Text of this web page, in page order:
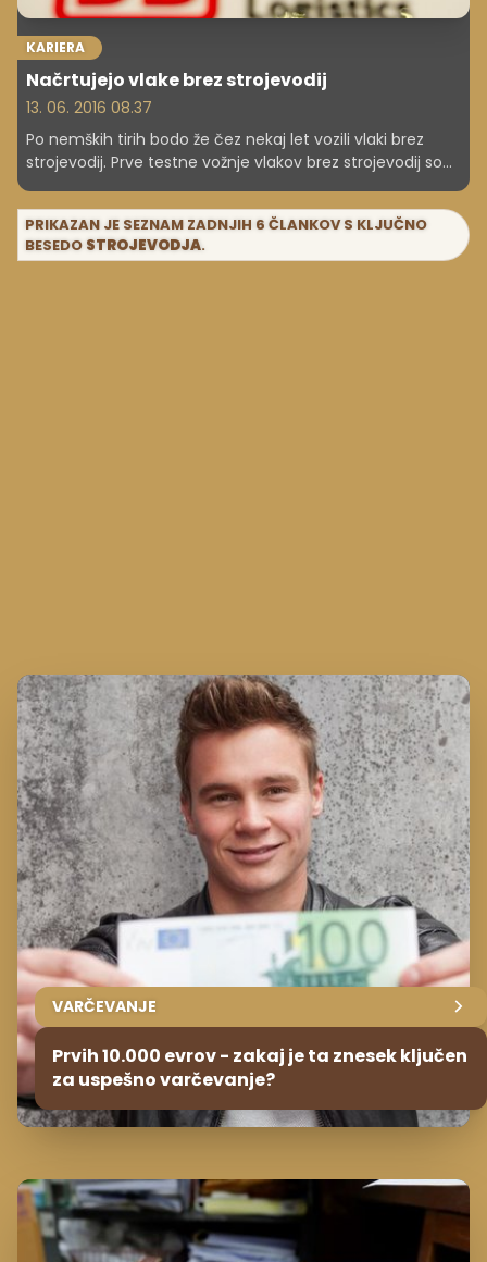
KARIERA
Načrtujejo vlake brez strojevodij
13. 06. 2016 08.37
Po nemških tirih bodo že čez nekaj let vozili vlaki brez
strojevodij. Prve testne vožnje vlakov brez strojevodij so
vzhodu države.
PRIKAZAN JE SEZNAM ZADNJIH 6 ČLANKOV S KLJUČNO
BESEDO STROJEVODJA.
VARČEVANJE
Prvih 10.000 evrov - zakaj je ta znesek ključen
za uspešno varčevanje?